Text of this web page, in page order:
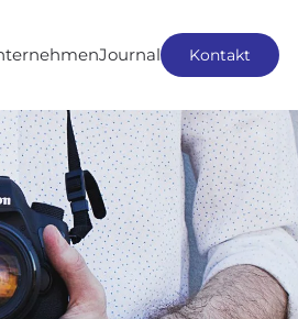
Journal Kontakt